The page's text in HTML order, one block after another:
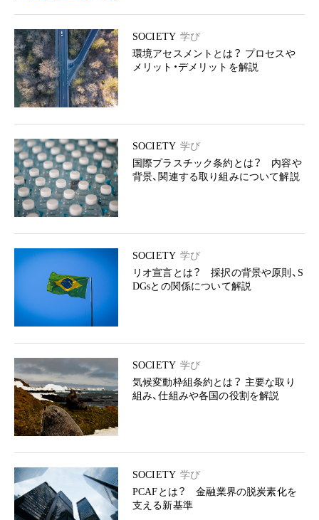
SOCIETY 学び
環境アセスメントとは？ プロセスや
メリット・デメリットを解説
SOCIETY 学び
国際プラスチック条約とは？ 内容や
背景、関連する取り組みについて解説
SOCIETY 学び
リオ宣言とは？ 採択の背景や原則、S
DGsとの関係について解説
SOCIETY 学び
気候変動枠組条約とは？ 主要な取り
組み、仕組みや各国の役割を解説
SOCIETY 学び
PCAFとは？ 金融業界の脱炭素化を
支える新基準